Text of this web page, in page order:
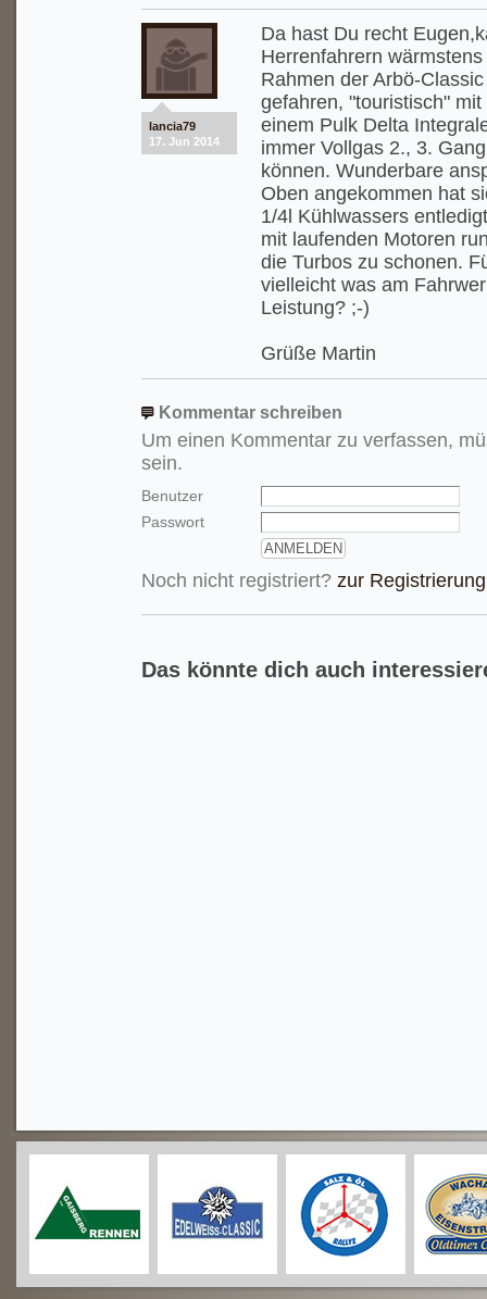
lancia79
17. Jun 2014
Da hast Du recht
Herrenfahrern
Rahmen der Arbö-
gefahren, "touristisch"
einem Pulk Delta
immer Vollgas 2., 3.
können. Wunderbare
Oben angekommen hat
1/4l Kühlwassers
mit laufenden Motoren
die Turbos zu schonen.
vielleicht was am
Leistung? ;-)
Grüße Martin
Kommentar schreiben
Um einen Kommentar zu verfassen,
sein.
Benutzer
Passwort
Noch nicht registriert? zur Registrierung
Das könnte dich auch